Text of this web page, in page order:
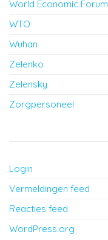
World Economic Forum
WTO
Wuhan
Zelenko
Zelensky
Zorgpersoneel
Login
Vermeldingen feed
Reacties feed
WordPress.org